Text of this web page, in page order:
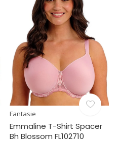
Fantasie
Emmaline T-Shirt Spacer
Bh Blossom FL102710